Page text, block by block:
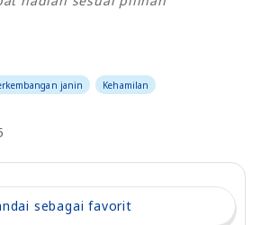
janin Kehamilan
sebagai favorit